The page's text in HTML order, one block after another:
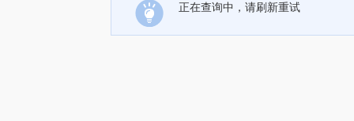
正在查询中，请刷新重试